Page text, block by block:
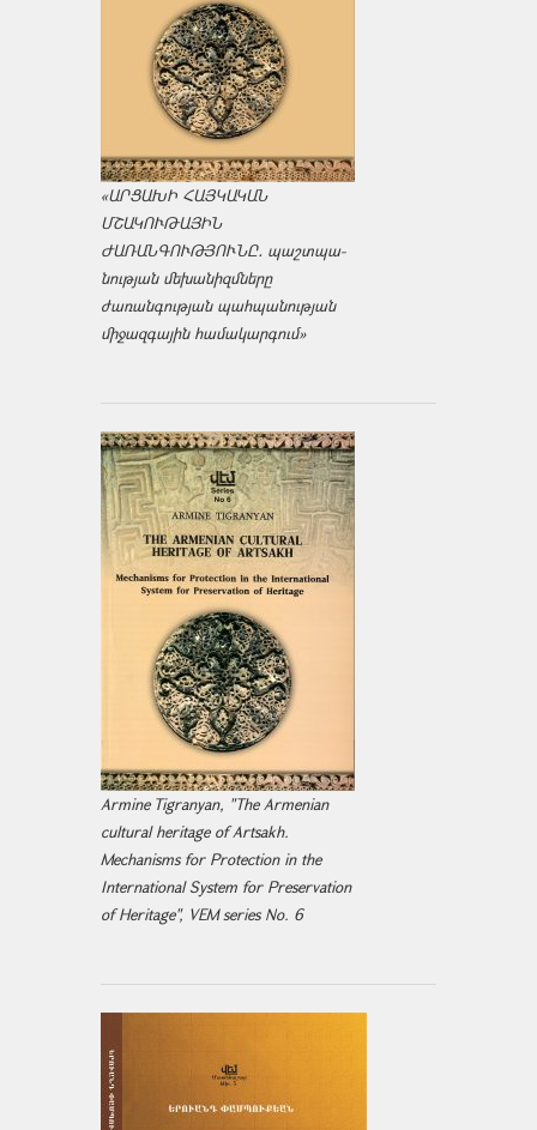
«ԱՐՑԱԽԻ ՀԱՅԿԱԿԱՆ
ՄՇԱԿՈՒԹԱՅԻՆ
ԺԱՌԱՆԳՈՒԹՅՈՒՆԸ․ պաշտպա­
նության մեխանիզմները
ժառանգության պահպանության
միջազ­գային համակարգում»
Armine Tigranyan, "The Armenian
cultural heritage of Artsakh.
Mechanisms for Protection in the
International System for Preservation
of Heritage", VEM series No. 6